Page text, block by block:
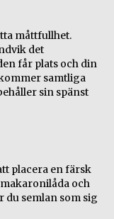
måttfullhet.
det
får plats och din
samtliga
sin spänst
placera en färsk
och
semlan som sig